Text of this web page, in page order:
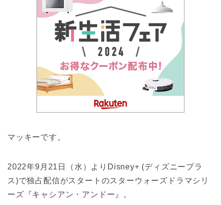
マッキーです。
2022年9月21日（水）よりDisney+ (ディズニープラ
ス)で独占配信がスタートのスターウォーズドラマシリ
ーズ『キャシアン・アンドー』。